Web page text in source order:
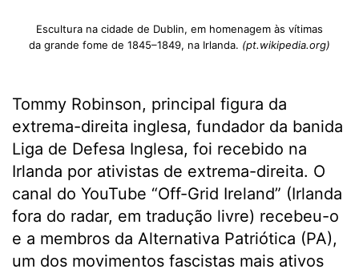
Escultura na cidade de Dublin, em homenagem às vítimas
da grande fome de 1845–1849, na Irlanda. (pt.wikipedia.org)
Tommy Robinson, principal figura da
extrema-direita inglesa, fundador da banida
Liga de Defesa Inglesa, foi recebido na
Irlanda por ativistas de extrema-direita. O
canal do YouTube “Off-Grid Ireland” (Irlanda
fora do radar, em tradução livre) recebeu-o
e a membros da Alternativa Patriótica (PA),
um dos movimentos fascistas mais ativos